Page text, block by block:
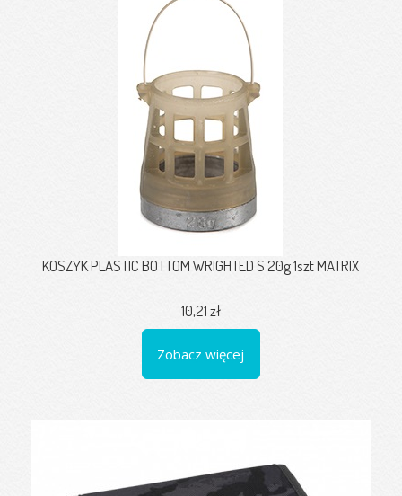
KOSZYK PLASTIC BOTTOM WRIGHTED S 20g 1szt MATRIX
10,21 zł
Zobacz więcej